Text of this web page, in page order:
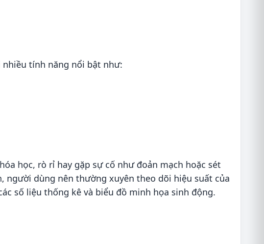
tính năng nổi bật như:
học, rò rỉ hay gặp sự cố như đoản mạch hoặc sét
dùng nên thường xuyên theo dõi hiệu suất của
số liệu thống kê và biểu đồ minh họa sinh động.